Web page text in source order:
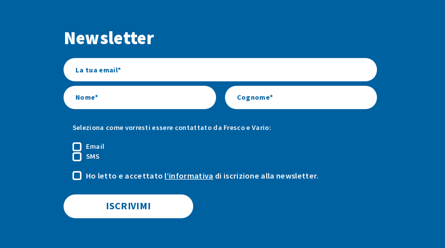
Newsletter
Seleziona come vorresti essere contattato da Fresco e Vario:
Email
SMS
Ho letto e accettato l’informativa di iscrizione alla newsletter.